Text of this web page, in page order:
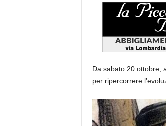
Da sabato 20 ottobre,
per ripercorrere